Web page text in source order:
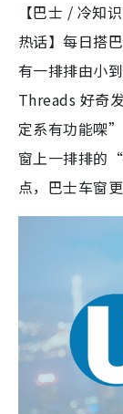
【巴士 / 冷知
热话】每日搭
有一排排由小
Threads 好奇
定系有功能㗎
窗上一排排的
点，巴士车窗更